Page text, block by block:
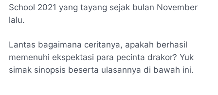
School 2021 yang tayang sejak bulan November
lalu.
Lantas bagaimana ceritanya, apakah berhasil
memenuhi ekspektasi para pecinta drakor? Yuk
simak sinopsis beserta ulasannya di bawah ini.